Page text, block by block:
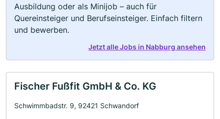
Ausbildung oder als Minijob – auch für
Quereinsteiger und Berufseinsteiger. Einfach filtern
und bewerben.
Jetzt alle Jobs in Nabburg ansehen
Fischer Fußfit GmbH & Co. KG
Schwimmbadstr. 9, 92421 Schwandorf